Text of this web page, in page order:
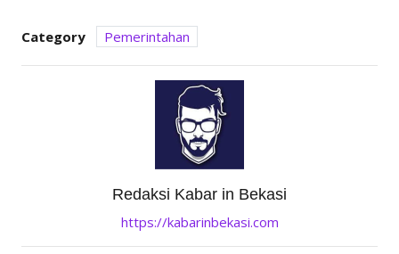
Category Pemerintahan
Redaksi Kabar in Bekasi
https://kabarinbekasi.com